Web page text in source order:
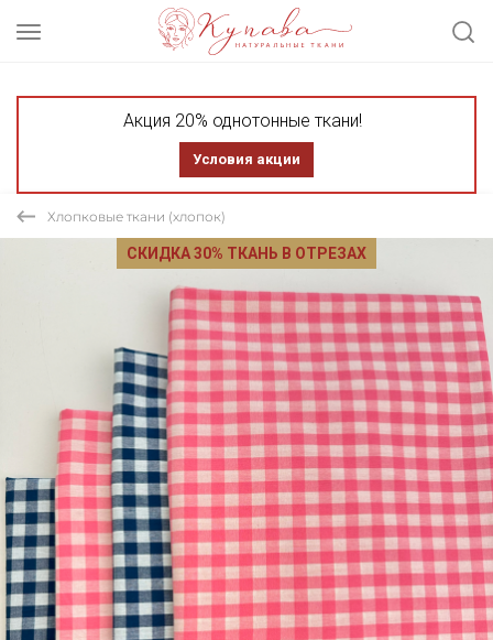
Акция 20% однотонные ткани!
Условия акции
Хлопковые ткани (хлопок)
СКИДКА 30% ТКАНЬ В ОТРЕЗАХ